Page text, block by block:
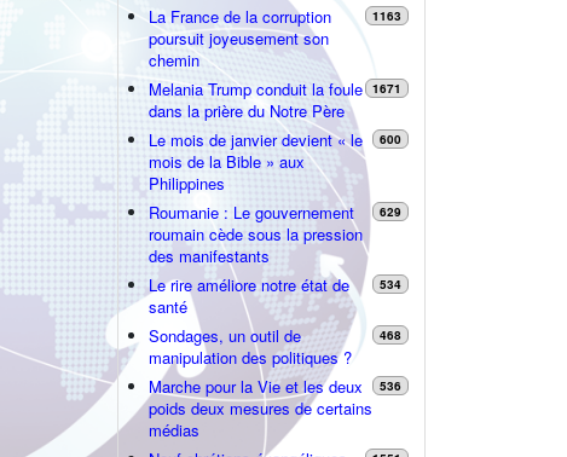
La France de la corruption
poursuit joyeusement son
chemin
1163
Melania Trump conduit la foule
dans la prière du Notre Père
1671
Le mois de janvier devient « le
mois de la Bible » aux
Philippines
600
Roumanie : Le gouvernement
roumain cède sous la pression
des manifestants
629
Le rire améliore notre état de
santé
534
Sondages, un outil de
manipulation des politiques ?
468
Marche pour la Vie et les deux
poids deux mesures de certains
médias
536